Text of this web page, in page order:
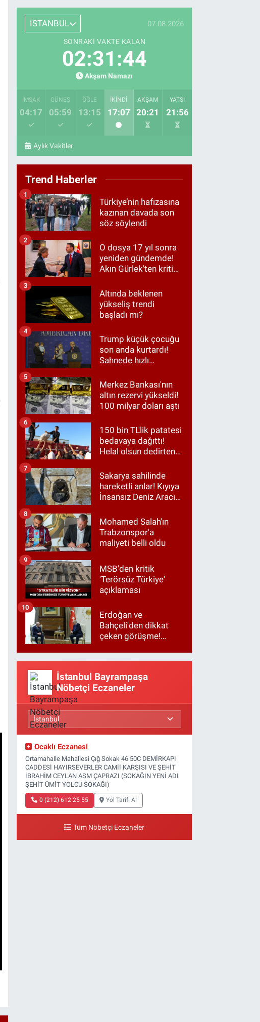
İSTANBUL 07.08.2026
SONRAKI VAKTE KALAN
02:31:43
Akşam Namazı
İMSAK
04:17
GÜNEŞ
05:59
ÖĞLE
13:15
İKINDI
17:07
AKŞAM
20:21
YATSI
21:56
Aylık Vakitler
Trend Haberler
Türkiye’nin hafızasına
kazınan davada son
söz söylendi
1
O dosya 17 yıl sonra
yeniden gündemde!
Akın Gürlek'ten kritik
2
Altında beklenen
yükseliş trendi
başladı mı?
3
Trump küçük çocuğu
son anda kurtardı!
Sahnede hızlı
4
Merkez Bankası'nın
altın rezervi yükseldi!
100 milyar doları aştı
5
150 bin TL'lik patatesi
bedavaya dağıttı!
Helal olsun dedirten
6
Sakarya sahilinde
hareketli anlar! Kıyıya
İnsansız Deniz Aracı
7
Mohamed Salah'ın
Trabzonspor'a
maliyeti belli oldu
8
MSB'den kritik
'Terörsüz Türkiye'
açıklaması
9
Erdoğan ve
Bahçeli'den dikkat
çeken görüşme!
10
İstanbul Bayrampaşa
Nöbetçi Eczaneler
Ocaklı Eczanesi
Ortamahalle Mahallesi Çığ Sokak 46 50C DEMİRKAPI
CADDESİ HAYIRSEVERLER CAMİİ KARŞISI VE ŞEHİT
İBRAHİM CEYLAN ASM ÇAPRAZI (SOKAĞIN YENİ ADI
ŞEHİT ÜMİT YOLCU SOKAĞI)
0 (212) 612 25 55 Yol Tarifi Al
Tüm Nöbetçi Eczaneler